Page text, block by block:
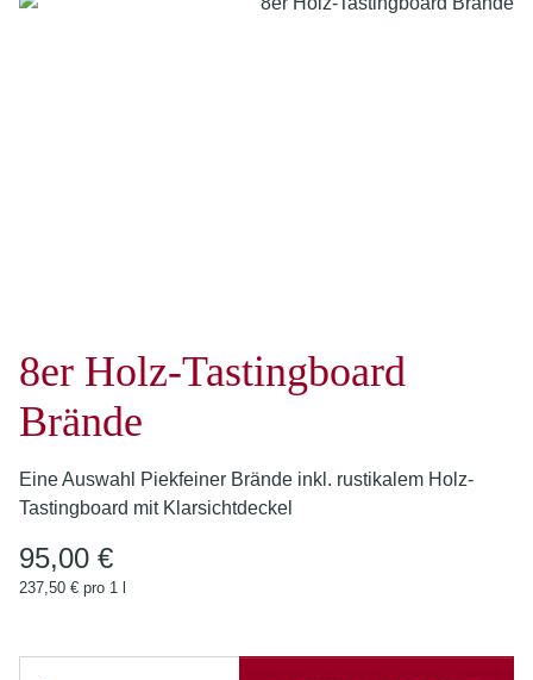
8er Holz-Tastingboard
Brände
Eine Auswahl Piekfeiner Brände inkl. rustikalem Holz-
Tastingboard mit Klarsichtdeckel
95,00 €
237,50 € pro 1 l